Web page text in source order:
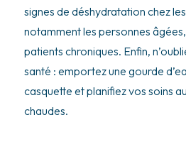
signes de déshydratation chez
notamment les personnes
patients chroniques. Enfin,
santé : emportez une gourde
casquette et planifiez vos soins
chaudes.